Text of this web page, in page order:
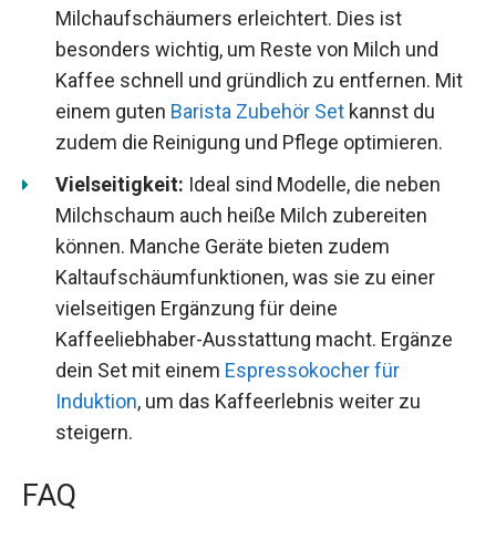
Milchaufschäumers erleichtert. Dies ist
besonders wichtig, um Reste von Milch und
Kaffee schnell und gründlich zu entfernen. Mit
einem guten Barista Zubehör Set kannst du
zudem die Reinigung und Pflege optimieren.
Vielseitigkeit: Ideal sind Modelle, die neben
Milchschaum auch heiße Milch zubereiten
können. Manche Geräte bieten zudem
Kaltaufschäumfunktionen, was sie zu einer
vielseitigen Ergänzung für deine
Kaffeeliebhaber-Ausstattung macht. Ergänze
dein Set mit einem Espressokocher für
Induktion, um das Kaffeerlebnis weiter zu
steigern.
FAQ